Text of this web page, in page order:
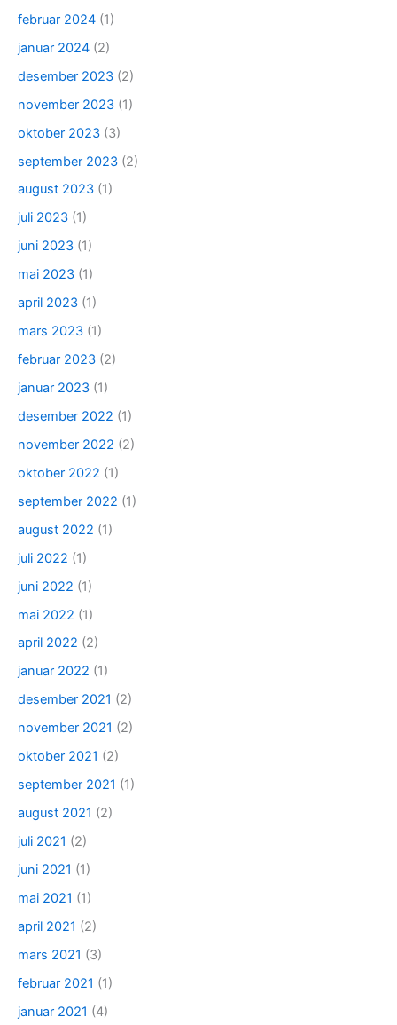
februar 2024 (1)
januar 2024 (2)
desember 2023 (2)
november 2023 (1)
oktober 2023 (3)
september 2023 (2)
august 2023 (1)
juli 2023 (1)
juni 2023 (1)
mai 2023 (1)
april 2023 (1)
mars 2023 (1)
februar 2023 (2)
januar 2023 (1)
desember 2022 (1)
november 2022 (2)
oktober 2022 (1)
september 2022 (1)
august 2022 (1)
juli 2022 (1)
juni 2022 (1)
mai 2022 (1)
april 2022 (2)
januar 2022 (1)
desember 2021 (2)
november 2021 (2)
oktober 2021 (2)
september 2021 (1)
august 2021 (2)
juli 2021 (2)
juni 2021 (1)
mai 2021 (1)
april 2021 (2)
mars 2021 (3)
februar 2021 (1)
januar 2021 (4)